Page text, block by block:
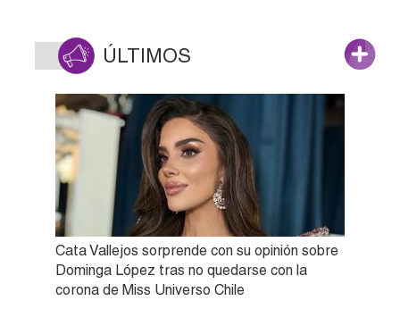
ÚLTIMOS
Cata Vallejos sorprende con su opinión sobre
Dominga López tras no quedarse con la
corona de Miss Universo Chile